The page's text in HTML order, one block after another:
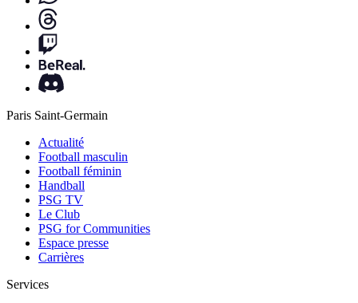
Paris Saint-Germain
Actualité
Football masculin
Football féminin
Handball
PSG TV
Le Club
PSG for Communities
Espace presse
Carrières
Services